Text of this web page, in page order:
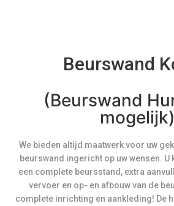
Beurswand
(Beurswand
mogelijk)
We bieden altijd maatwerk voor uw
beurswand ingericht op uw wensen.
een complete beursstand, extra
vervoer en op- en afbouw van de
complete inrichting en aankleding! De